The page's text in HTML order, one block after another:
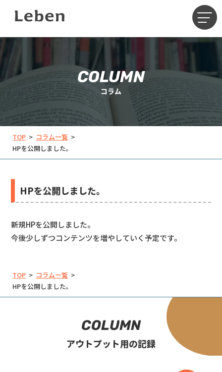
COLUMN
コラム
TOP > コラム一覧 >
HPを公開しました。
HPを公開しました。
新規HPを公開しました。
今後少しずつコンテンツを増やしていく予定です。
TOP > コラム一覧 >
HPを公開しました。
COLUMN
アウトプット用の記録